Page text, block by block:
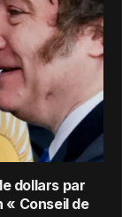
dollars par
« Conseil de